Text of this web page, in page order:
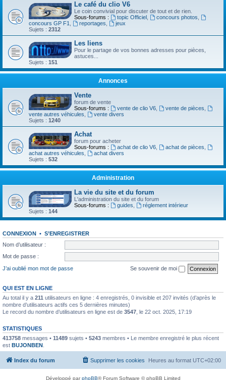
Le café du clio V6
Le coin convivial pour discuter de tout et de rien.
Sous-forums :
topic Officiel , concours photos,
concours GP F1, reportages,
jeux
Sujets : 2312
Les liens
Pour le partage de vos bonnes adresses pour pièces,
astuces...
Sujets : 151
Annonces
Vente
forum de vente
Sous-forums :
vente de clio V6, vente de pièces,
vente autres véhicules,
vente divers
Sujets : 1240
Achat
forum pour acheter
Sous-forums :
achat de clio V6, achat de pièces,
achat autres véhicules,
achat divers
Sujets : 532
Administration
La vie du site et du forum
L'administration du site et du forum
Sous-forums :
guides,
réglement intérieur
Sujets : 144
CONNEXION • S’ENREGISTRER
Nom d’utilisateur :
Mot de passe :
J’ai oublié mon mot de passe
Se souvenir de moi
QUI EST EN LIGNE
Au total il y a 211 utilisateurs en ligne : 4 enregistrés, 0 invisible et 207 invités (d’après le
nombre d’utilisateurs actifs ces 5 dernières minutes)
Le record du nombre d’utilisateurs en ligne est de 3547 , le 22 oct. 2025, 17:19
STATISTIQUES
413758 messages • 11489 sujets • 5243 membres • Le membre enregistré le plus récent
est BUJONBEN
Index du forum Heures au format UTC+02:00
Supprimer les cookies
Développé parphpBB® Forum Software © phpBB Limited